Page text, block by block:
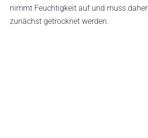
nimmt Feuchtigkeit auf und muss daher
zunächst getrocknet werden.